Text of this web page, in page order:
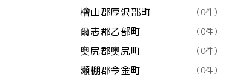
檜山郡厚沢部町 （0件）
爾志郡乙部町 （0件）
奥尻郡奥尻町 （0件）
瀬棚郡今金町 （0件）